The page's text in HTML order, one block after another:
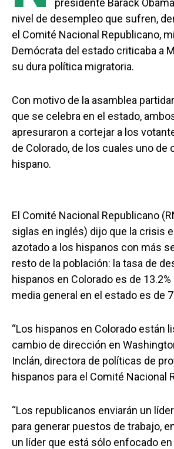
nivel de desempleo que sufren,
el Comité Nacional Republicano,
Demócrata del estado criticaba a
su dura política migratoria.
Con motivo de la asamblea
que se celebra en el estado,
apresuraron a cortejar a los
de Colorado, de los cuales uno de
hispano.
El Comité Nacional Republicano
siglas en inglés) dijo que la crisis
azotado a los hispanos con más
resto de la población: la tasa de
hispanos en Colorado es de
media general en el estado es de
“Los hispanos en Colorado están
cambio de dirección en
Inclán, directora de políticas de
hispanos para el Comité Nacional
“Los republicanos enviarán un
para generar puestos de trabajo,
un líder que está sólo enfocado